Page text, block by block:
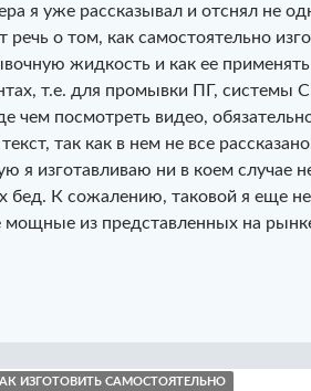
я уже рассказывал и отснял не
речь о том, как самостоятельно
жидкость и как ее
т.е. для промывки ПГ, системы
чем посмотреть видео,
так как в нем не все
я изготавливаю ни в коем случае
бед. К сожалению, таковой я еще
из представленных на
жидкость для
ИЗГОТОВИТЬ САМОСТОЯТЕЛЬНО